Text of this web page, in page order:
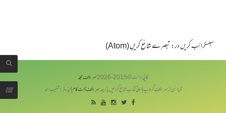
سبسکرائب کریں در:تبصرے شائع کریں (Atom)
کاپی رائٹ © 2015- 2026سربکف مجلہ
ڈیزائن از سر بکف گروپ | اپنی کتاب شائع کرائیں بذریعہسربکف ڈاٹ کام| ایڈیٹر: شکیب احمد